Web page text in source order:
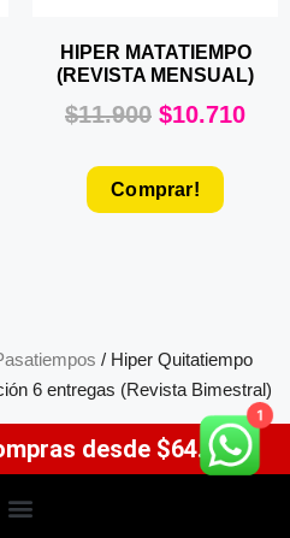
HIPER MATATIEMPO
(REVISTA MENSUAL)
$11.900 $10.710
Comprar!
/ Hiper Quitatiempo
6 entregas (Revista Bimestral)
desde $64.900
1